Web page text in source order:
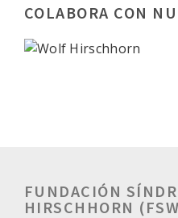
COLABORA CON
FUNDACIÓN
HIRSCHHORN